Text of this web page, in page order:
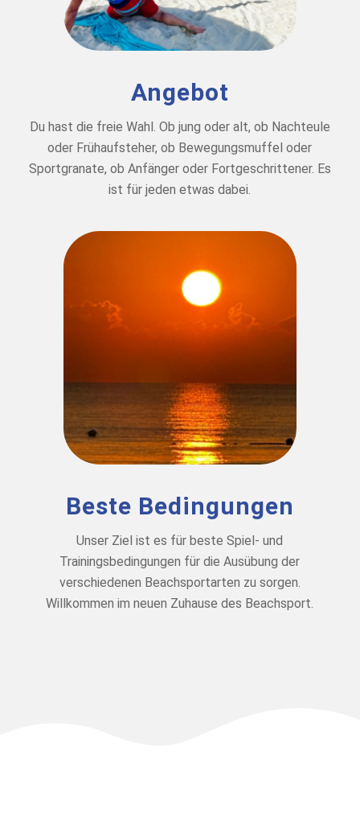
Angebot
Du hast die freie Wahl. Ob jung oder alt, ob Nachteule
oder Frühaufsteher, ob Bewegungsmuffel oder
Sportgranate, ob Anfänger oder Fortgeschrittener. Es
ist für jeden etwas dabei.
Beste Bedingungen
Unser Ziel ist es für beste Spiel- und
Trainingsbedingungen für die Ausübung der
verschiedenen Beachsportarten zu sorgen.
Willkommen im neuen Zuhause des Beachsport.